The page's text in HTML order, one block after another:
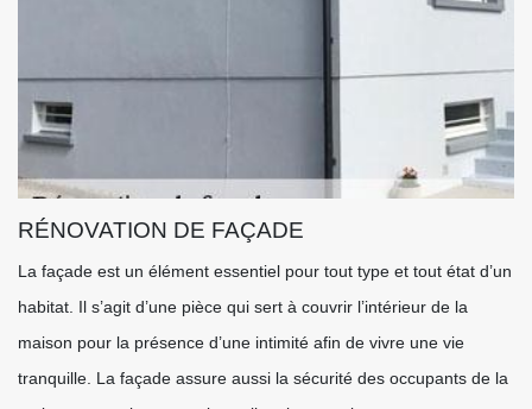
RÉNOVATION DE FAÇADE
La façade est un élément essentiel pour tout type et tout état d’un
habitat. Il s’agit d’une pièce qui sert à couvrir l’intérieur de la
maison pour la présence d’une intimité afin de vivre une vie
tranquille. La façade assure aussi la sécurité des occupants de la